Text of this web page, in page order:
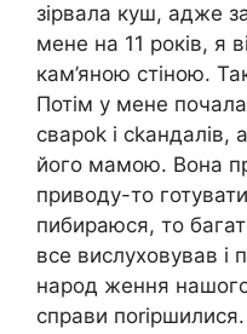
зірвала куш, адже
мене на 11 років, я
кам’яною стіною.
Потім у мене
свароk і сkандалів,
його мамою. Вона
приводу-то
пибираюся, то
все вислуховував і
народ ження
справи поrіршилися.